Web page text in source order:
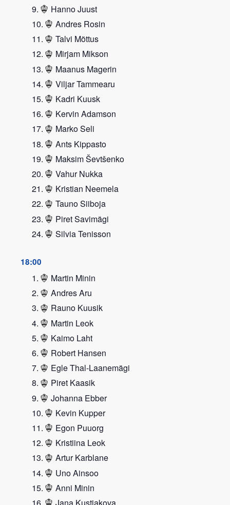
Hanno Juust
Andres Rosin
Talvi Mõttus
Mirjam Mikson
Maanus Magerin
Viljar Tammearu
Kadri Kuusk
Kervin Adamson
Marko Seli
Ants Kippasto
Maksim Ševtšenko
Vahur Nukka
Kristian Neemela
Tauno Siiboja
Piret Savimägi
Silvia Tenisson
18:00
Martin Minin
Andres Aru
Rauno Kuusik
Martin Leok
Kaimo Laht
Robert Hansen
Egle Thal-Laanemägi
Piret Kaasik
Johanna Ebber
Kevin Kupper
Egon Puuorg
Kristiina Leok
Artur Karblane
Uno Ainsoo
Anni Minin